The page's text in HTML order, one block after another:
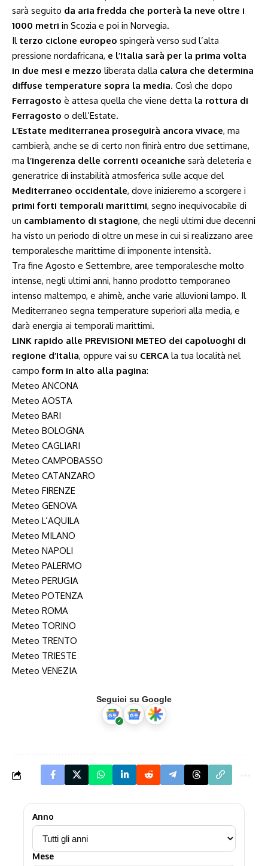
sarà seguito da aria fredda che porterà la neve oltre i
1000 metri in Scozia e poi in Norvegia.
Il terzo ciclone europeo spingerà verso sud l’alta
pressione nordafricana, e l’Italia sarà per la prima volta
in due mesi e mezzo liberata dalla calura che determina
diffuse temperature sopra la media. Così che dopo
Ferragosto è attesa quella che viene detta la rottura di
Ferragosto o dell’Estate.
L’Estate mediterranea proseguirà ancora vivace, ma
cambierà, anche se di certo non finirà entro due settimane,
ma l’ingerenza delle correnti oceaniche sarà deleteria e
generatrice di instabilità atmosferica sulle acque del
Mediterraneo occidentale, dove inizieremo a scorgere i
primi forti temporali marittimi, segno inequivocabile di
un cambiamento di stagione, che negli ultimi due decenni
ha visto un periodo di oltre un mese in cui si realizzano aree
temporalesche marittime di imponente intensità.
Tra fine Agosto e Settembre, aree temporalesche molto
intense, negli ultimi anni, hanno prodotto temporaneo
intenso maltempo, e ahimè, anche varie alluvioni lampo. Il
Mediterraneo segna temperature superiori alla media, e
darà energia ai temporali marittimi.
LINK rapido alle PREVISIONI METEO dei capoluoghi di
regione d’Italia, oppure vai su CERCA la tua località nel
campoform in alto alla pagina:
Meteo ANCONA
Meteo AOSTA
Meteo BARI
Meteo BOLOGNA
Meteo CAGLIARI
Meteo CAMPOBASSO
Meteo CATANZARO
Meteo FIRENZE
Meteo GENOVA
Meteo L’AQUILA
Meteo MILANO
Meteo NAPOLI
Meteo PALERMO
Meteo PERUGIA
Meteo POTENZA
Meteo ROMA
Meteo TORINO
Meteo TRENTO
Meteo TRIESTE
Meteo VENEZIA
Seguici su Google
Anno
Mese